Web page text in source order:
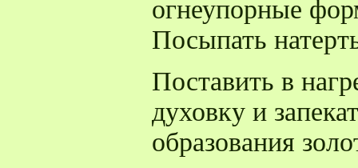
огнеупорные
Посыпать
Поставить в
духовку и
образования